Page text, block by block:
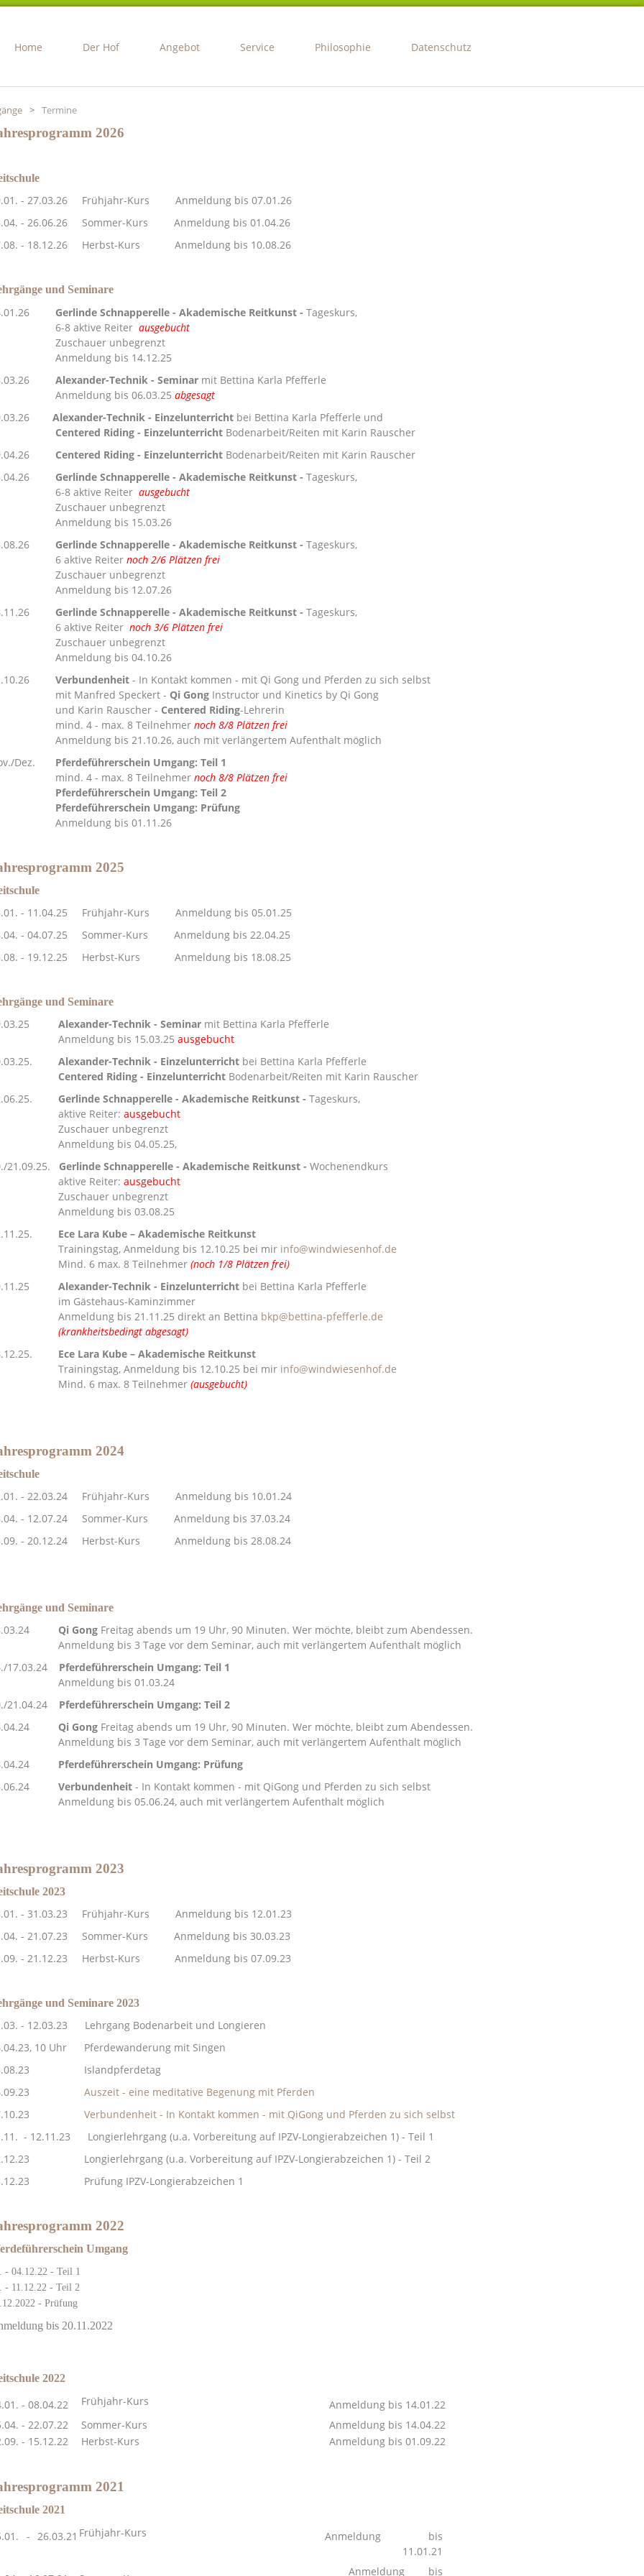
Home Der Hof Angebot Service Philosophie Datenschutz
> Termine
2026
- 27.03.26 Frühjahr-Kurs
Anmeldung bis 07.01.26
- 26.06.26 Sommer-Kurs Anmeldung bis 01.04.26
- 18.12.26 Herbst-Kurs Anmeldung bis 10.08.26
und Seminare
Gerlinde Schnapperelle - Akademische Reitkunst -Tageskurs,
6-8 aktive Reiter ausgebucht
Zuschauer unbegrenzt
bis 14.12.25
Alexander-Technik - Seminar mit Bettina Karla Pfefferle
bis 06.03.25abgesagt
Alexander-Technik - Einzelunterricht bei Bettina Karla Pfefferle und
Riding - Einzelunterricht Bodenarbeit/Reiten mit Karin Rauscher
Centered Riding - Einzelunterricht Bodenarbeit/Reiten mit Karin Rauscher
.26 Gerlinde Schnapperelle - Akademische Reitkunst -Tageskurs,
8 aktive Reiter ausgebucht
Zuschauer unbegrenzt
bis 15.03.26
.26 Gerlinde Schnapperelle - Akademische Reitkunst -Tageskurs,
aktive Reiternoch 2/6 Plätzen frei
Zuschauer unbegrenzt
bis 12.07.26
.26 Gerlinde Schnapperelle - Akademische Reitkunst -Tageskurs,
aktive Reiter noch 3/6 Plätzen frei
Zuschauer unbegrenzt
bis 04.10.26
Verbundenheit - In Kontakt kommen - mit Qi Gong und Pferden zu sich selbst
Manfred Speckert - Qi Gong Instructor und Kinetics by Qi Gong
Karin Rauscher - Centered Riding-Lehrerin
4 - max. 8 Teilnehmernoch 8/8 Plätzen frei
bis 21.10.26, auch mit verlängertem Aufenthalt möglich
Dez. Pferdeführerschein Umgang: Teil 1
4 - max. 8 Teilnehmernoch 8/8 Plätzen frei
Umgang:Teil 2
Umgang: Prüfung
nmeldung bis 01.11.26
2025
- 11.04.25 Frühjahr-Kurs
Anmeldung bis 05.01.25
- 04.07.25 Sommer-Kurs Anmeldung bis 22.04.25
- 19.12.25 Herbst-Kurs Anmeldung bis 18.08.25
und Seminare
Alexander-Technik - Seminar mit Bettina Karla Pfefferle
bis 15.03.25ausgebucht
Alexander-Technik - Einzelunterricht bei Bettina Karla Pfefferle
Centered Riding - Einzelunterricht Bodenarbeit/Reiten mit Karin Rauscher
Gerlinde Schnapperelle - Akademische Reitkunst -Tageskurs,
aktive Reiter: ausgebucht
Zuschauer unbegrenzt
bis 04.05.25,
21.09.25. Gerlinde Schnapperelle - Akademische Reitkunst -Wochenendkurs
Reiter: ausgebucht
Zuschauer unbegrenzt
bis 03.08.25
Ece Lara Kube – Akademische Reitkunst
Anmeldung bis 12.10.25 bei mir info@windwiesenhof.de
6 max. 8 Teilnehmer(noch 1/8 Plätzen frei)
Alexander-Technik - Einzelunterricht bei Bettina Karla Pfefferle
Gästehaus-Kaminzimmer
bis 21.11.25 direkt an Bettina bkp@bettina-pfefferle.de
(krankheitsbedingt abgesagt)
Ece Lara Kube – Akademische Reitkunst
Anmeldung bis 12.10.25 bei mir info@windwiesenhof.de
6 max. 8 Teilnehmer(ausgebucht)
2024
- 22.03.24 Frühjahr-Kurs
Anmeldung bis 10.01.24
- 12.07.24 Sommer-Kurs Anmeldung bis 37.03.24
- 20.12.24 Herbst-Kurs Anmeldung bis 28.08.24
und Seminare
Qi Gong Freitag abends um 19 Uhr, 90 Minuten. Wer möchte, bleibt zum Abendessen.
bis 3 Tage vor dem Seminar, auch mit verlängertem Aufenthalt möglich
17.03.24
Pferdeführerschein Umgang: Teil 1
bis 01.03.24
21.04.24 Pferdeführerschein Umgang: Teil 2
Qi Gong Freitag abends um 19 Uhr, 90 Minuten. Wer möchte, bleibt zum Abendessen.
bis 3 Tage vor dem Seminar, auch mit verlängertem Aufenthalt möglich
Pferdeführerschein Umgang: Prüfung
Verbundenheit - In Kontakt kommen - mit QiGong und Pferden zu sich selbst
bis 05.06.24, auch mit verlängertem Aufenthalt möglich
2023
2023
- 31.03.23 Frühjahr-Kurs
Anmeldung bis 12.01.23
- 21.07.23 Sommer-Kurs Anmeldung bis 30.03.23
- 21.12.23 Herbst-Kurs Anmeldung bis 07.09.23
und Seminare 2023
- 12.03.23 Lehrgang Bodenarbeit und Longieren
10 Uhr
Pferdewanderung mit Singen
Islandpferdetag
Auszeit - eine meditative Begenung mit Pferden
Verbundenheit - In Kontakt kommen - mit QiGong und Pferden zu sich selbst
- 12.11.23 Longierlehrgang (u.a. Vorbereitung auf IPZV-Longierabzeichen 1) - Teil 1
Longierlehrgang(u.a. Vorbereitung auf IPZV-Longierabzeichen 1) -Teil 2
Prüfung IPZV-Longierabzeichen 1
2022
Umgang
- 04.12.22 - Teil 1
- 11.12.22 - Teil 2
- Prüfung
bis 20.11.2022
2022
- 08.04.22 Frühjahr-Kurs
Anmeldung bis 14.01.22
- 22.07.22
Sommer-Kurs
Anmeldung bis 14.04.22
- 15.12.22
Herbst-Kurs Anmeldung bis 01.09.22
2021
2021
- 26.03.21 Frühjahr-Kurs
Anmeldung bis
11.01.21
Anmeldung bis